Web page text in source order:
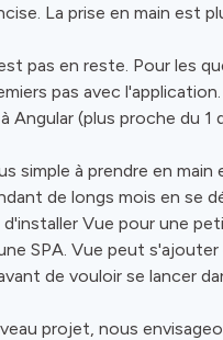
La prise en main est
pas en reste. Pour les
pas avec l'application.
Angular (plus proche du
simple à prendre en
de longs mois en se
Vue pour une
SPA. Vue peut
de vouloir se lancer
projet, nous